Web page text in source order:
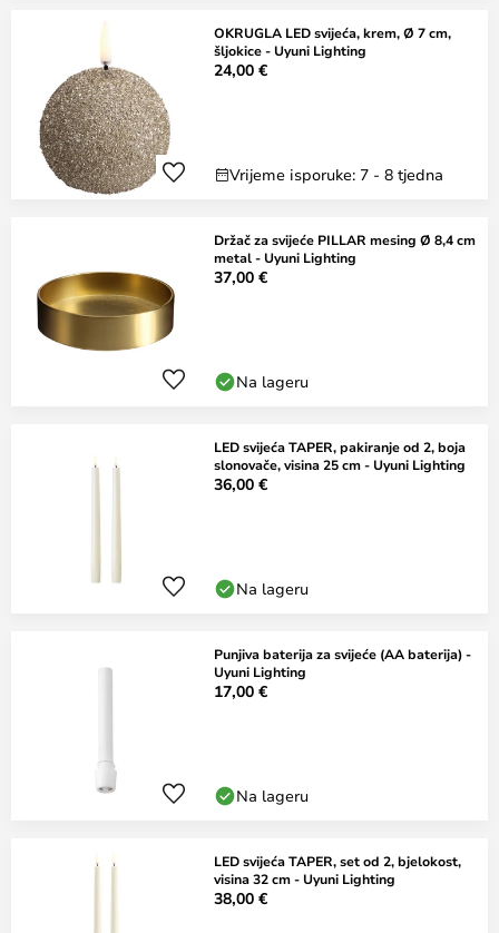
OKRUGLA LED svijeća, krem, Ø 7 cm,
šljokice - Uyuni Lighting
24,00 €
Vrijeme isporuke: 7 - 8 tjedna
Držač za svijeće PILLAR mesing Ø 8,4 cm
metal - Uyuni Lighting
37,00 €
Na lageru
LED svijeća TAPER, pakiranje od 2, boja
slonovače, visina 25 cm - Uyuni Lighting
36,00 €
Na lageru
Punjiva baterija za svijeće (AA baterija) -
Uyuni Lighting
17,00 €
Na lageru
LED svijeća TAPER, set od 2, bjelokost,
visina 32 cm - Uyuni Lighting
38,00 €